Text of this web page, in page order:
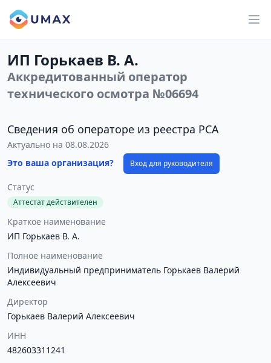
ИП Горькаев В. А.
Аккредитованный оператор
технического осмотра №06694
Сведения об операторе из реестра РСА
Актуально на 08.08.2026
Это ваша организация?
Вход для руководителя
Статус
Аттестат действителен
Краткое наименование
ИП Горькаев В. А.
Полное наименование
Индивидуальный предприниматель Горькаев Валерий
Алексеевич
Директор
Горькаев Валерий Алексеевич
ИНН
482603311241